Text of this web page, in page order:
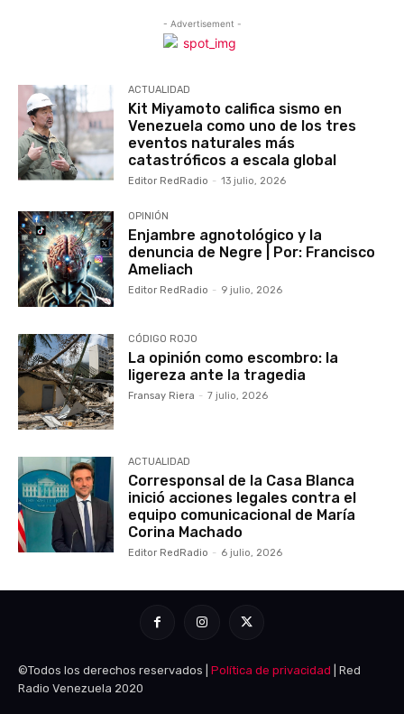
- Advertisement -
ACTUALIDAD
Kit Miyamoto califica sismo en
Venezuela como uno de los tres
eventos naturales más
catastróficos a escala global
Editor RedRadio - 13 julio, 2026
OPINIÓN
Enjambre agnotológico y la
denuncia de Negre | Por: Francisco
Ameliach
Editor RedRadio - 9 julio, 2026
CÓDIGO ROJO
La opinión como escombro: la
ligereza ante la tragedia
Fransay Riera - 7 julio, 2026
ACTUALIDAD
Corresponsal de la Casa Blanca
inició acciones legales contra el
equipo comunicacional de María
Corina Machado
Editor RedRadio - 6 julio, 2026
©Todos los derechos reservados | Política de privacidad | Red
Radio Venezuela 2020